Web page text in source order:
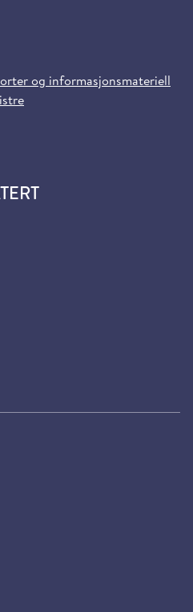
og informasjonsmateriell